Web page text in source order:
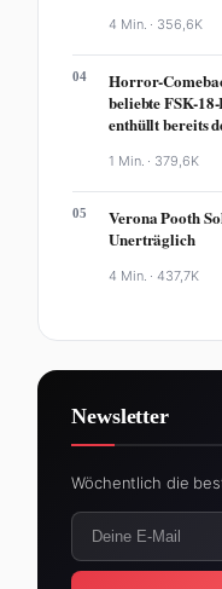
4 Min. · 356,6K
04
Horror-
beliebte FSK-
enthüllt bereits
1 Min. · 379,6K
05
Verona Pooth
Unerträglich
4 Min. ·437,7K
Newsletter
Wöchentlich die